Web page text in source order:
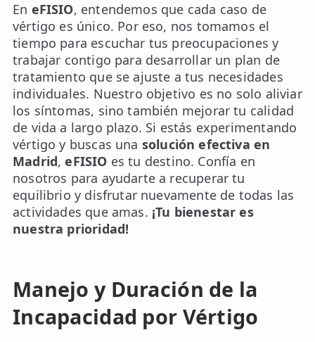
En eFISIO, entendemos que cada caso de
vértigo es único. Por eso, nos tomamos el
tiempo para escuchar tus preocupaciones y
trabajar contigo para desarrollar un plan de
tratamiento que se ajuste a tus necesidades
individuales. Nuestro objetivo es no solo aliviar
los síntomas, sino también mejorar tu calidad
de vida a largo plazo. Si estás experimentando
vértigo y buscas una solución efectiva en
Madrid,eFISIO es tu destino. Confía en
nosotros para ayudarte a recuperar tu
equilibrio y disfrutar nuevamente de todas las
actividades que amas. ¡Tu bienestar es
nuestra prioridad!
Manejo y Duración de la
Incapacidad por Vértigo